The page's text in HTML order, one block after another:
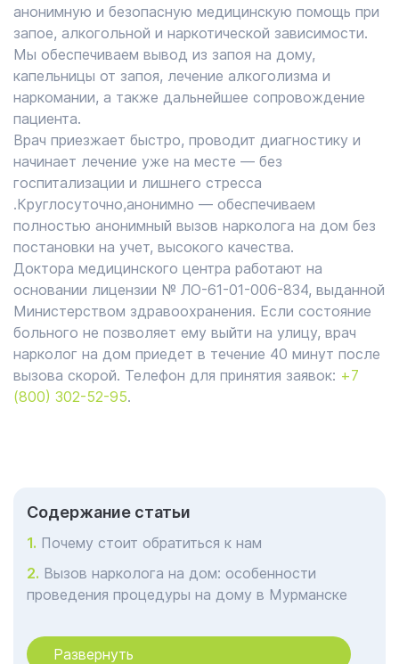
анонимную и безопасную медицинскую помощь при
запое, алкогольной и наркотической зависимости.
Мы обеспечиваем вывод из запоя на дому,
капельницы от запоя, лечение алкоголизма и
наркомании, а также дальнейшее сопровождение
пациента.
Врач приезжает быстро, проводит диагностику и
начинает лечение уже на месте — без
госпитализации и лишнего стресса
.Круглосуточно,анонимно — обеспечиваем
полностью анонимный вызов нарколога на дом без
постановки на учет, высокого качества.
Доктора медицинского центра работают на
основании лицензии № ЛО-61-01-006-834, выданной
Министерством здравоохранения. Если состояние
больного не позволяет ему выйти на улицу, врач
нарколог на дом приедет в течение 40 минут после
вызова скорой. Телефон для принятия заявок: +7
(800) 302-52-95.
Cодержание статьи
Почему стоит обратиться к нам
Вызов нарколога на дом: особенности
проведения процедуры на дому в Мурманске
дому в Мурманске
Развернуть